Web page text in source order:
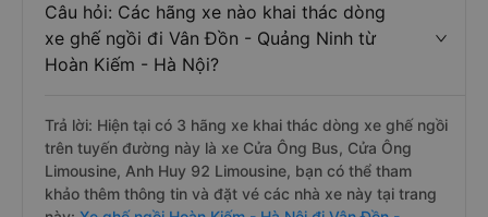
Câu hỏi: Các hãng xe nào khai thác dòng
xe ghế ngồi đi Vân Đồn - Quảng Ninh từ
Hoàn Kiếm - Hà Nội?
Trả lời: Hiện tại có 3 hãng xe khai thác dòng xe ghế ngồi
trên tuyến đường này là xe Cửa Ông Bus, Cửa Ông
Limousine, Anh Huy 92 Limousine, bạn có thể tham
khảo thêm thông tin và đặt vé các nhà xe này tại trang